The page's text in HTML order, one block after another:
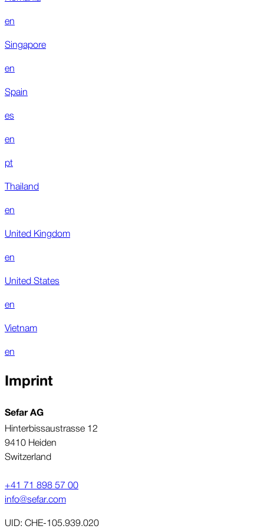
en
Singapore
en
Spain
es
en
pt
Thailand
en
United Kingdom
en
United States
en
Vietnam
en
Imprint
Sefar AG
Hinterbissaustrasse 12
9410 Heiden
Switzerland
+41 71 898 57 00
info@sefar.com
UID: CHE-105.939.020